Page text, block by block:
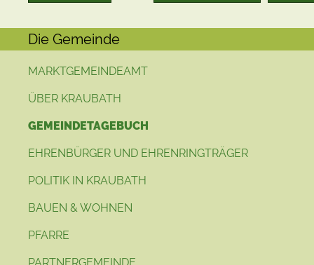
Die Gemeinde
MARKTGEMEINDEAMT
ÜBER KRAUBATH
GEMEINDETAGEBUCH
EHRENBÜRGER UND EHRENRINGTRÄGER
POLITIK IN KRAUBATH
BAUEN & WOHNEN
PFARRE